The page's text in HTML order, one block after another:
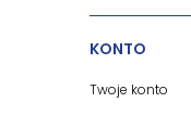
KONTO
Twoje konto